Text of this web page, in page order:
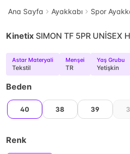
Ana Sayfa Ayakkabı Spor
Kinetix SIMON TF 5PR UNİSEX
Astar Materyali
Tekstil
Menşei
TR
Yaş Grubu
Yetişkin
Beden
40 38 39
Renk